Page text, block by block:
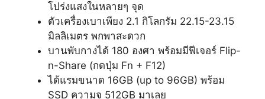
โปร่งแสงในหลายๆ จุด
ตัวเครื่องเบาเพียง 2.1 กิโลกรัม 22.15-23.15
มิลลิเมตร พกพาสะดวก
บานพับกางได้ 180 องศา พร้อมมีฟีเจอร์ Flip-
n-Share (กดปุ่ม Fn + F12)
ได้แรมขนาด 16GB (up to 96GB) พร้อม
SSD ความจุ 512GB มาเลย